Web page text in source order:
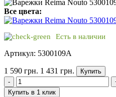
Все цвета:
Есть в наличии
Артикул: 5300109A
1 590 грн. 1 431 грн.
Купить
-
Купить в 1 клик